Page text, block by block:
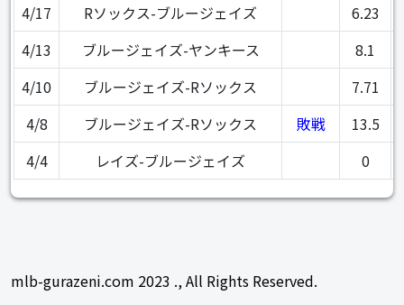
4/17
Rソックス-ブルージェイズ
6.23
4/13
ブルージェイズ-ヤンキース
8.1
4/10
ブルージェイズ-Rソックス
7.71
4/8
ブルージェイズ-Rソックス 敗戦 13.5
4/4
レイズ-ブルージェイズ 0
mlb-gurazeni.com 2023 ., All Rights Reserved.